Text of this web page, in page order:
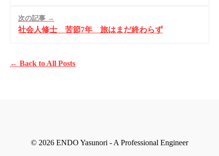
次の記事 →
社会人修士 苦節7年 旅はまだ終わらず
← Back to All Posts
© 2026 ENDO Yasunori - A Professional Engineer